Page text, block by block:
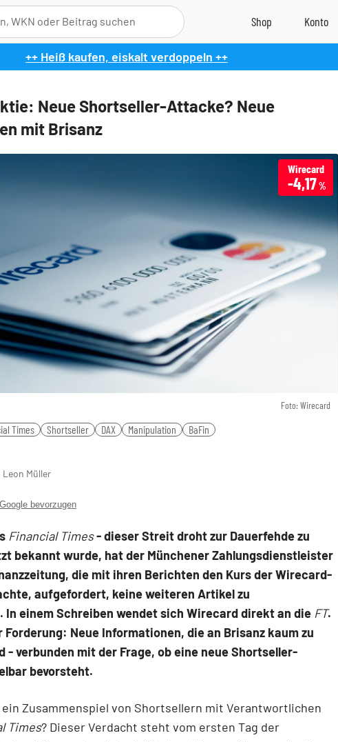
++ Heiß kaufen, eiskalt verdoppeln ++
Neue Shortseller-Attacke? Neue
mit Brisanz
Foto: Wirecard
Wirecard
-4,17%
Times Shortseller DAX Manipulation BaFin
Leon Müller
bevorzugen
Financial Times- dieser Streit droht zur Dauerfehde zu
bekannt wurde, hat der Münchener Zahlungsdienstleister
die mit ihren Berichten den Kurs der Wirecard-
aufgefordert, keine weiteren Artikel zu
einem Schreiben wendet sich Wirecard direkt an die FT.
Forderung: Neue Informationen, die an Brisanz kaum zu
- verbunden mit der Frage, ob eine neue Shortseller-
bevorsteht.
ein Zusammenspiel von Shortsellern mit Verantwortlichen
Times? Dieser Verdacht steht vom ersten Tag der